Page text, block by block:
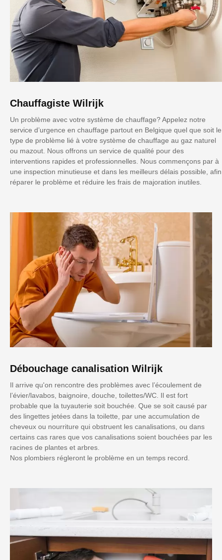
Chauffagiste Wilrijk
Un problème avec votre système de chauffage? Appelez notre
service d’urgence en chauffage partout en Belgique quel que soit le
type de problème lié à votre système de chauffage au gaz naturel
ou mazout. Nous offrons un service de qualité pour des
interventions rapides et professionnelles. Nous commençons par à
une inspection minutieuse et dans les meilleurs délais possible, afin
réparer le problème et réduire les frais de majoration inutiles.
Débouchage canalisation Wilrijk
Il arrive qu'on rencontre des problèmes avec l’écoulement de
l’évier/lavabos, baignoire, douche, toilettes/WC. Il est fort
probable que la tuyauterie soit bouchée. Que se soit causé par
des lingettes jetées dans la toilette, par une accumulation de
cheveux ou nourriture qui obstruent les canalisations, ou dans
certains cas rares que vos canalisations soient bouchées par les
racines de plantes et arbres.
Nos plombiers régleront le problème en un temps record.